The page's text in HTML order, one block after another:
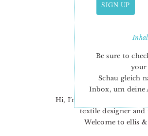
PRIMARY
SIDEBAR
Hi, I’m Nadra. I’m a quilt
textile designer and
Welcome to ellis &
SIGN UP
Be sure to
your
Schau gleich
Inbox, um deine